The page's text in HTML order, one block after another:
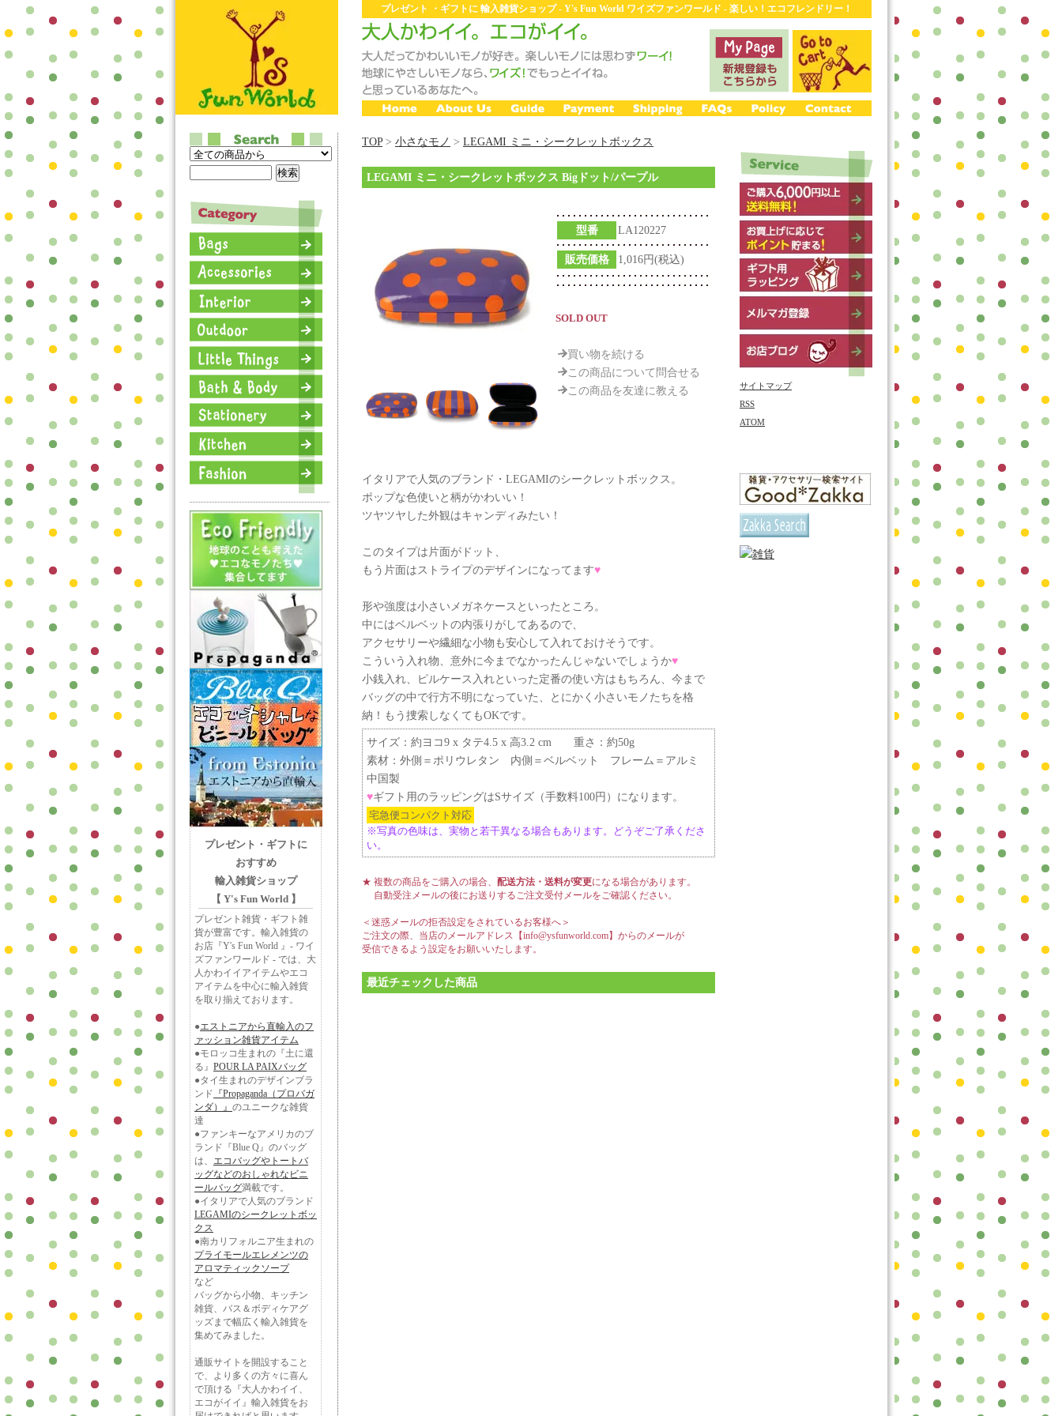
プレゼント ・ギフトに 輸入雑貨ショップ - Y's Fun World ワイズファンワールド - 楽しい！エコフレンドリー！
TOP> 小さなモノ > LEGAMI ミニ・シークレットボックス
LEGAMI ミニ・シークレットボックス Bigドット/パープル
型番 LA120227
販売価格 1,016円(税込)
SOLD OUT
買い物を続ける
この商品について問合せる
この商品を友達に教える
イタリアで人気のブランド・LEGAMIのシークレットボックス。
ポップな色使いと柄がかわいい！
ツヤツヤした外観はキャンディみたい！
このタイプは片面がドット、
もう片面はストライプのデザインになってます♥
形や強度は小さいメガネケースといったところ。
中にはベルベットの内張りがしてあるので、
アクセサリーや繊細な小物も安心して入れておけそうです。
こういう入れ物、意外に今までなかったんじゃないでしょうか♥
小銭入れ、ピルケース入れといった定番の使い方はもちろん、今まで
バッグの中で行方不明になっていた、とにかく小さいモノたちを格
納！もう捜索しなくてもOKです。
サイズ：約ヨコ9 x タテ4.5 x 高3.2 cm 重さ：約50g
素材：外側＝ポリウレタン 内側＝ベルベット フレーム＝アルミ
中国製
♥ギフト用のラッピングはSサイズ（手数料100円）になります。
宅急便コンパクト対応
※写真の色味は、実物と若干異なる場合もあります。どうぞご了承くださ
い。
★ 複数の商品をご購入の場合、 配送方法・送料が変更になる場合があります。
自動受注メールの後にお送りするご注文受付メールをご確認ください。
＜迷惑メールの拒否設定をされているお客様へ＞
ご注文の際、当店のメールアドレス【info@ysfunworld.com】からのメールが
受信できるよう設定をお願いいたします。
最近チェックした商品
プレゼント・ギフトに
おすすめ
輸入雑貨ショップ
【 Y's Fun World 】
プレゼント雑貨・ギフト雑
貨が豊富です。輸入雑貨の
お店『Y's Fun World 』- ワイ
ズファンワールド - では、大
人かわイイアイテムやエコ
アイテムを中心に輸入雑貨
を取り揃えております。
●エストニアから直輸入のフ
ァッション雑貨アイテム
●モロッコ生まれの『土に還
る』 POUR LA PAIXバッグ
●タイ生まれのデザインブラ
ンド 『Propaganda（プロバガ
ンダ）』 のユニークな雑貨
達
●ファンキーなアメリカのブ
ランド『Blue Q』のバッグ
は、 エコバッグやトートバ
ッグなどのおしゃれなビニ
ールバッグ満載です。
●イタリアで人気のブランド
LEGAMIのシークレットボッ
クス
●南カリフォルニア生まれの
プライモールエレメンツの
アロマティックソープ
など
バッグから小物、キッチン
雑貨、バス＆ボディケアグ
ッズまで幅広く輸入雑貨を
集めてみました。
通販サイトを開設すること
で、より多くの方々に喜ん
で頂ける『大人かわイイ、
エコがイイ』輸入雑貨をお
サイトマップ
RSS
ATOM